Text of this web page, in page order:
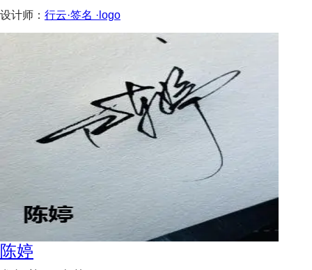
设计师： 行云·签名 ·logo
陈婷